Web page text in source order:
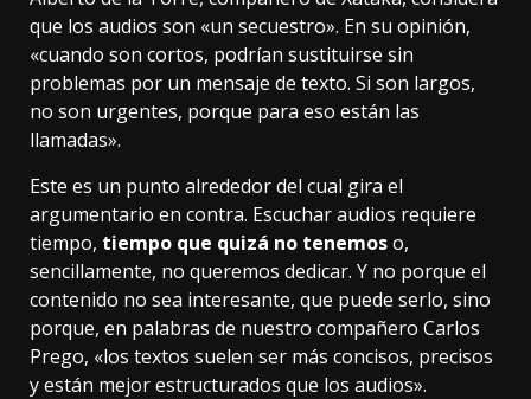
que los audios son «un secuestro». En su opinión,
«cuando son cortos, podrían sustituirse sin
problemas por un mensaje de texto. Si son largos,
no son urgentes, porque para eso están las
llamadas».
Este es un punto alrededor del cual gira el
argumentario en contra. Escuchar audios requiere
tiempo, tiempo que quizá no tenemoso,
sencillamente, no queremos dedicar. Y no porque el
contenido no sea interesante, que puede serlo, sino
porque, en palabras de nuestro compañero Carlos
Prego, «los textos suelen ser más concisos, precisos
y están mejor estructurados que los audios».